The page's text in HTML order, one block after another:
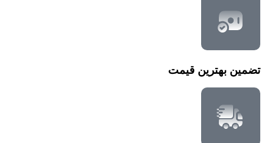
تضمین بهترین قیمت